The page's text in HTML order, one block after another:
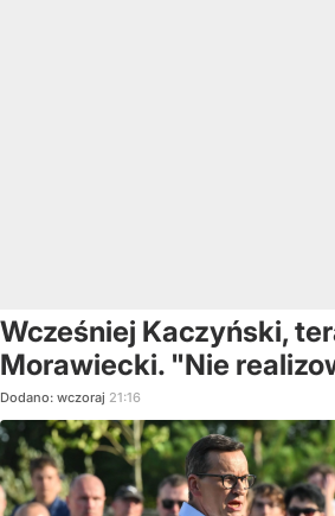
Wcześniej Kaczyński,
Morawiecki. "Nie
Dodano: wczoraj 21:16